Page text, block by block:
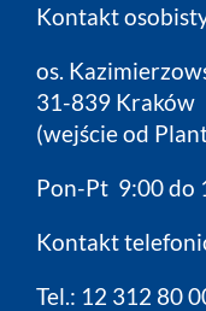
Kontakt
os.
31-839 Kraków
(wejście od
Pon-Pt 9:00 do
Kontakt
Tel.: 12 312 80